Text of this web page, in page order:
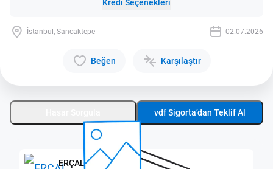
Kredi Seçenekleri
İstanbul, Sancaktepe 02.07.2026
Beğen Karşılaştır
vdf Sigorta’dan Teklif Al
ERÇAL SANCAKTEPE